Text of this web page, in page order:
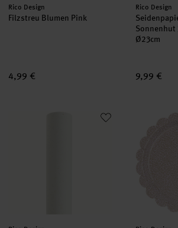
Hersteller:
Rico Design
Filzstreu Blumen Pink
4,99 €
Hersteller:
Rico Design
Sonnenhut
Ø23cm
9,99 €
Paper Poetry Geschenkpapier Natur